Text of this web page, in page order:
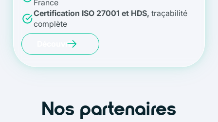
France
Certification ISO 27001 et HDS, traçabilité
complète
Découvrir
Nos partenaires